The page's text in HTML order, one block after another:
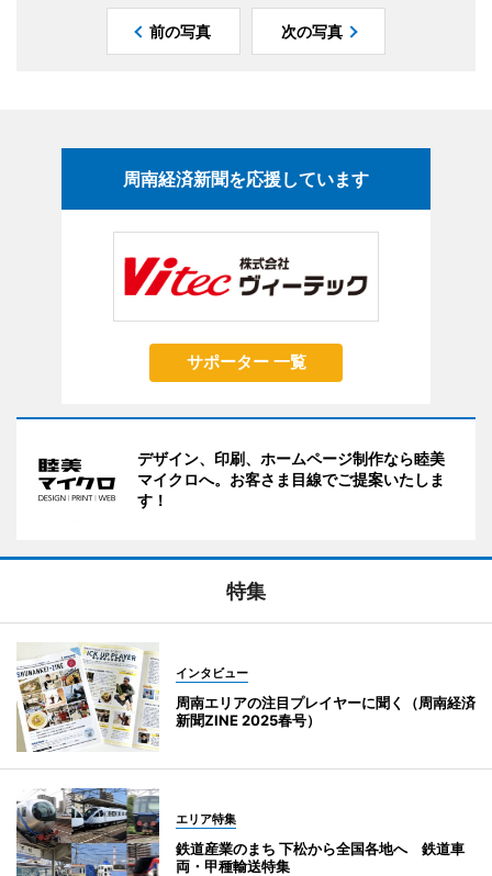
前の写真 次の写真
周南経済新聞を応援しています
サポーター 一覧
デザイン、印刷、ホームページ制作なら睦美
マイクロへ。お客さま目線でご提案いたしま
す！
特集
インタビュー
周南エリアの注目プレイヤーに聞く（周南経済
新聞ZINE 2025春号）
エリア特集
鉄道産業のまち 下松から全国各地へ 鉄道車
両・甲種輸送特集